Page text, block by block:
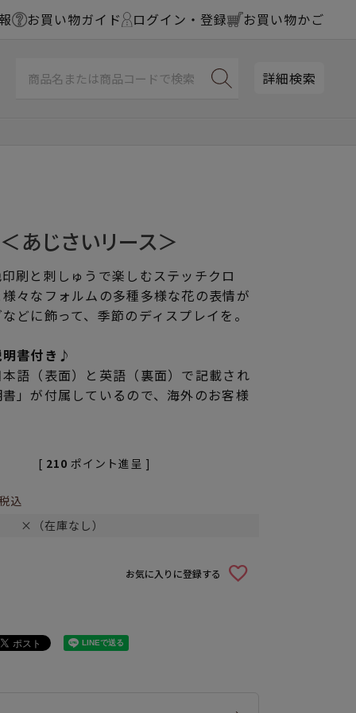
お買い物ガイド ログイン・登録 お買い物かご
詳細検索
あじさいリース＞
刷と刺しゅうで楽しむステッチクロ
々なフォルムの多種多様な花の表情が
どに飾って、季節のディスプレイを。
明書付き♪
語（表面）と英語（裏面）で記載され
」が付属しているので、海外のお客様
込
[ 210 ポイント進呈 ]
×（在庫なし）
お気に入りに登録する